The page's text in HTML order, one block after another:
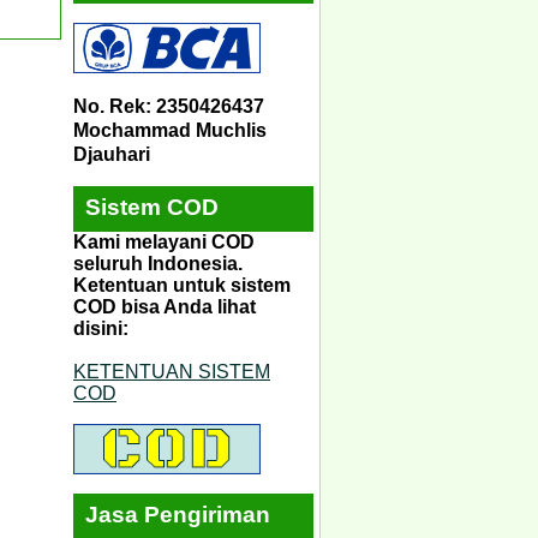
No. Rek: 2350426437
Mochammad Muchlis
Djauhari
Sistem COD
Kami melayani COD
seluruh Indonesia.
Ketentuan untuk sistem
COD bisa Anda lihat
disini:
KETENTUAN SISTEM
COD
Jasa Pengiriman